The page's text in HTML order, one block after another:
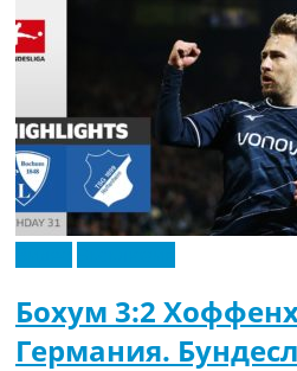
Бохум 3:2
Германия.